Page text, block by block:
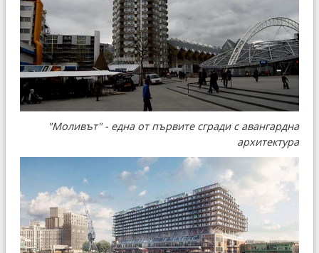
"Моливът" - една от първите сгради с авангардна
архитектура